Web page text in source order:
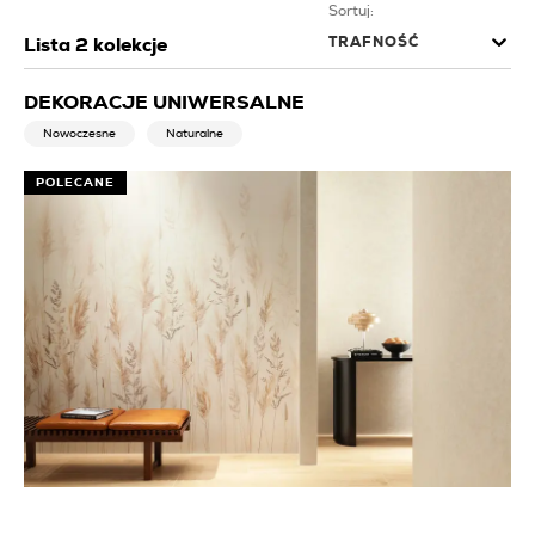
Lista 2 kolekcje
Sortuj:
TRAFNOŚĆ
DEKORACJE UNIWERSALNE
Nowoczesne Naturalne
POLECANE